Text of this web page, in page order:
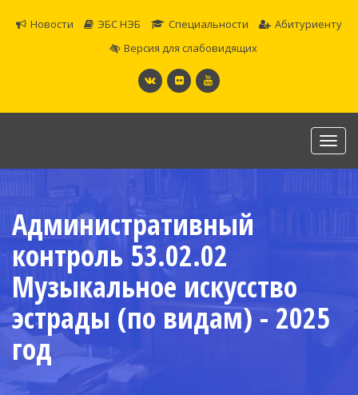
Новости ЭБС НЭБ Специальности
Абитуриенту
Версия для слабовидящих
САМАРСКОЕ ОБЛАСТНОЕ УЧИЛИЩЕ КУЛЬТУРЫ И
ИСКУССТВ
Официальный сайт
Административный
контроль 53.02.02
Музыкальное искусство
эстрады (по видам) - 2025
год